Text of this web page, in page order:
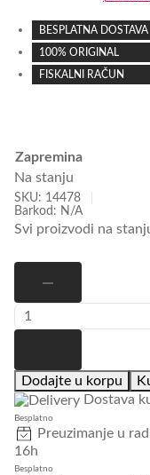
rating
BESPLATNA DOSTAVA
100% ORIGINAL
FISKALNI RAČUN
Zapremina
Na stanju
SKU: 14478
Barkod: N/A
Svi proizvodi na
Michael
Sexy
količina
Dodajte u korpu
Dostava
Besplatno
Preuzimanje u
16h
Besplatno